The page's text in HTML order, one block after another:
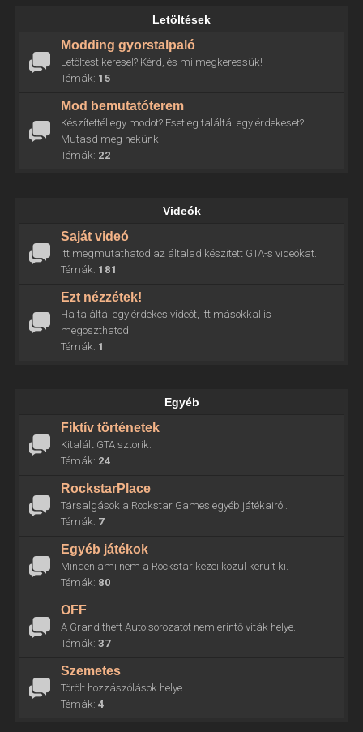
Letöltések
Modding gyorstalpaló
Letöltést keresel? Kérd, és mi megkeressük!
Témák: 15
Mod bemutatóterem
Készítettél egy modot? Esetleg találtál egy érdekeset?
Mutasd meg nekünk!
Témák: 22
Videók
Saját videó
Itt megmutathatod az általad készített GTA-s videókat.
Témák: 181
Ezt nézzétek!
Ha találtál egy érdekes videót, itt másokkal is
megoszthatod!
Témák: 1
Egyéb
Fiktív történetek
Kitalált GTA sztorik.
Témák: 24
RockstarPlace
Társalgások a Rockstar Games egyéb játékairól.
Témák: 7
Egyéb játékok
Minden ami nem a Rockstar kezei közül került ki.
Témák: 80
OFF
A Grand theft Auto sorozatot nem érintő viták helye.
Témák: 37
Szemetes
Törölt hozzászólások helye.
Témák: 4